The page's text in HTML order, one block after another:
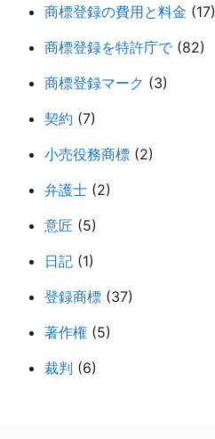
商標登録の費用と料金 (17)
商標登録を特許庁で (82)
商標登録マーク (3)
契約 (7)
小売役務商標 (2)
弁護士 (2)
意匠 (5)
日記 (1)
登録商標 (37)
著作権 (5)
裁判 (6)